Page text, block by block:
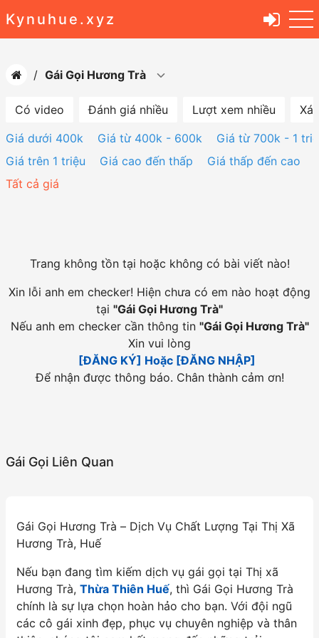
Kynuhue.xyz
Gái Gọi Hương Trà
Có video Đánh giá nhiều Lượt xem nhiều
Giá dưới 400k
Giá từ 400k - 600k
Giá từ 700k - 1
Giá trên 1 triệu
Giá cao đến thấp
Giá thấp đến cao
Tất cả giá
Trang không tồn tại hoặc không có bài viết nào!
Xin lỗi anh em checker! Hiện chưa có em nào hoạt động
tại "Gái Gọi Hương Trà"
Nếu anh em checker cần thông tin "Gái Gọi Hương Trà"
Xin vui lòng
[ĐĂNG KÝ] Hoặc [ĐĂNG NHẬP]
Để nhận được thông báo. Chân thành cảm ơn!
Gái Gọi Liên Quan
Gái Gọi Hương Trà – Dịch Vụ Chất Lượng Tại Thị Xã
Hương Trà, Huế
Nếu bạn đang tìm kiếm dịch vụ gái gọi tại Thị xã
Hương Trà, Thừa Thiên Huế, thì Gái Gọi Hương Trà
chính là sự lựa chọn hoàn hảo cho bạn. Với đội ngũ
các cô gái xinh đẹp, phục vụ chuyên nghiệp và thân